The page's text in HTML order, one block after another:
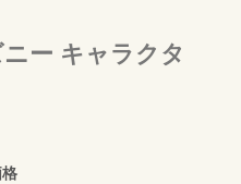
ー キャラクタ